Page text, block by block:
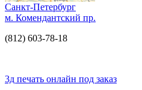
Санкт-Петербург
м. Комендантский пр.
(812) 603-78-18
3д печать онлайн под заказ